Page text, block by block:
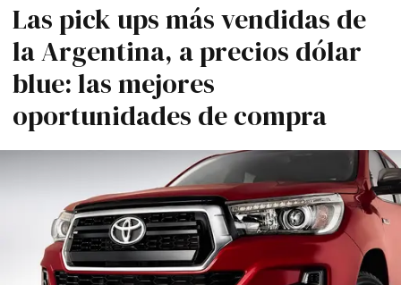
Las pick ups más vendidas de
la Argentina, a precios dólar
blue: las mejores
oportunidades de compra